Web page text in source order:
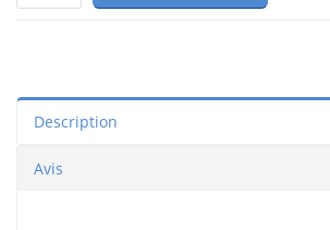
Description
Avis